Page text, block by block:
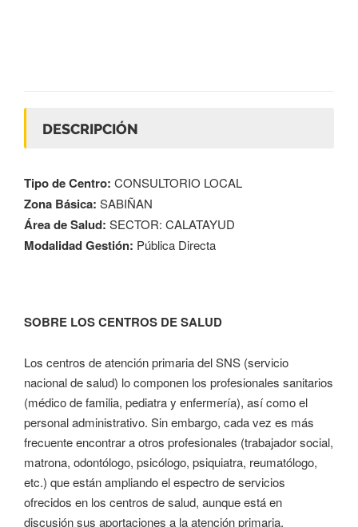
DESCRIPCIÓN
Tipo de Centro: CONSULTORIO LOCAL
Zona Básica: SABIÑAN
Área de Salud: SECTOR: CALATAYUD
Modalidad Gestión: Pública Directa
SOBRE LOS CENTROS DE SALUD
Los centros de atención primaria del SNS (servicio
nacional de salud) lo componen los profesionales sanitarios
(médico de familia, pediatra y enfermería), así como el
personal administrativo. Sin embargo, cada vez es más
frecuente encontrar a otros profesionales (trabajador social,
matrona, odontólogo, psicólogo, psiquiatra, reumatólogo,
etc.) que están ampliando el espectro de servicios
ofrecidos en los centros de salud, aunque está en
discusión sus aportaciones a la atención primaria.